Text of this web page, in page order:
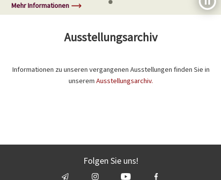
Mehr Informationen
Ausstellungsarchiv
Informationen zu unseren vergangenen Ausstellungen finden Sie in
unserem Ausstellungsarchiv.
Folgen Sie uns!